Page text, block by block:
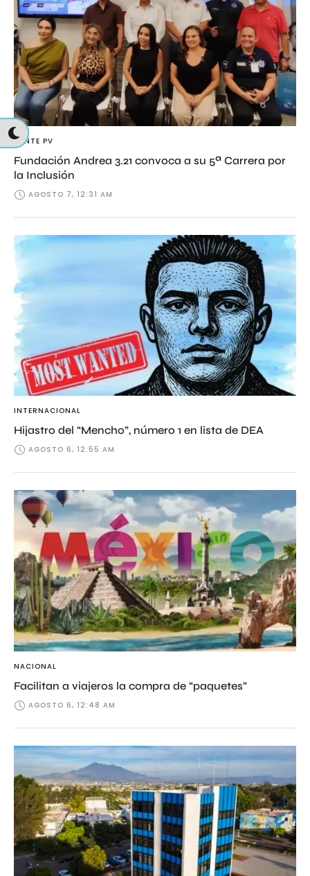
GENTE PV
Fundación Andrea 3.21 convoca a su 5ª Carrera por
la Inclusión
AGOSTO 7, 12:31 AM
INTERNACIONAL
Hijastro del “Mencho”, número 1 en lista de DEA
AGOSTO 6, 12:55 AM
NACIONAL
Facilitan a viajeros la compra de “paquetes”
AGOSTO 6, 12:48 AM